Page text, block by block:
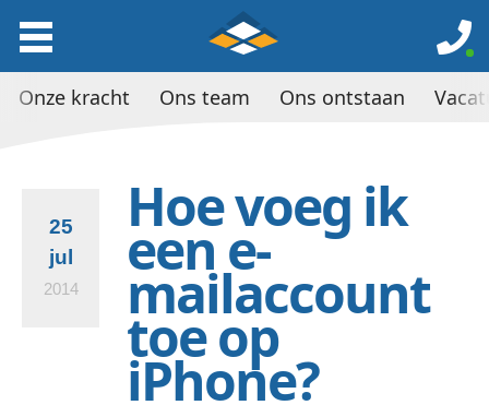
25
jul
2014
Hoe voeg ik
een e-
mailaccount
toe op
iPhone?
Onze kracht Ons team Ons ontstaan